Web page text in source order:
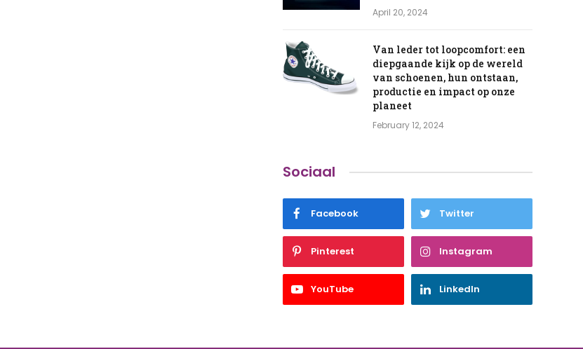
April 20, 2024
Van leder tot loopcomfort: een
diepgaande kijk op de wereld
van schoenen, hun ontstaan,
productie en impact op onze
planeet
February 12, 2024
Sociaal
Facebook Twitter
Pinterest Instagram
YouTube LinkedIn